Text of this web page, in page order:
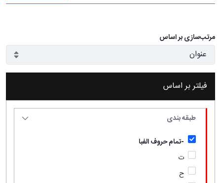
مرتب‌سازی بر اساس
فیلتر بر اساس
طبقه بندی
-تمام حروف الفبا
ت
ح